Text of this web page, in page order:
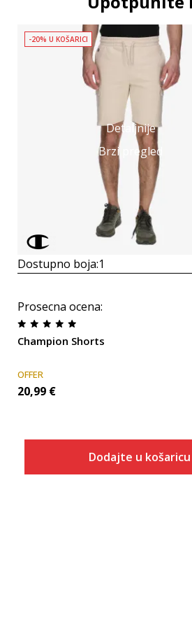
Detaljnije
Brzi pregled
-20% U KOŠARICI
Dostupno boja:1
Prosecna ocena:
Champion Shorts
OFFER
20,99 €
Dodajte u košaricu